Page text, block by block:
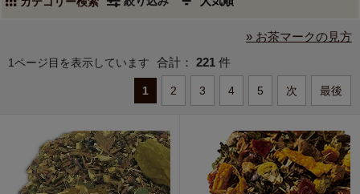
» お茶マークの見方
1ページ目を表示しています 合計： 221 件
1 2 3 4 5 次 最後